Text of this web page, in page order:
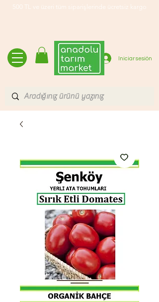
500 TL ve üzeri tüm siparişlerinde ücretsiz kargo
Iniciar sesión